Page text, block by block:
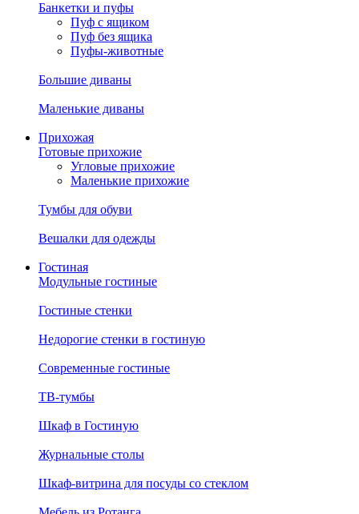
Банкетки и пуфы
Пуф с ящиком
Пуф без ящика
Пуфы-животные
Большие диваны
Маленькие диваны
Прихожая
Готовые прихожие
Угловые прихожие
Маленькие прихожие
Тумбы для обуви
Вешалки для одежды
Гостиная
Модульные гостиные
Гостиные стенки
Недорогие стенки в гостиную
Современные гостиные
ТВ-тумбы
Шкаф в Гостиную
Журнальные столы
Шкаф-витрина для посуды со стеклом